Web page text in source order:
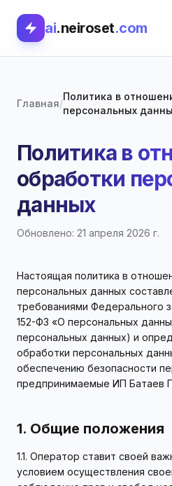
ai.neiroset.com
Главная/
Политика в
персональных
Политика в
обработки
данных
Обновлено: 21 апреля 2026 г.
Настоящая политика в
персональных данных
требованиями Федерального
152-ФЗ «О персональных
персональных данных) и
обработки персональных
обеспечению безопасности
предпринимаемые ИП Батаев
1. Общие положения
1.1. Оператор ставит своей
условием осуществления